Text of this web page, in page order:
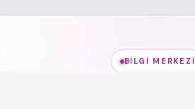
BILGI MERKEZI